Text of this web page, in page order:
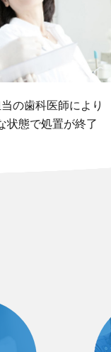
の歯科医師により
状態で処置が終了